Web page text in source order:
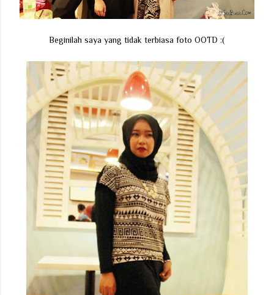
Beginilah saya yang tidak terbiasa foto OOTD :(